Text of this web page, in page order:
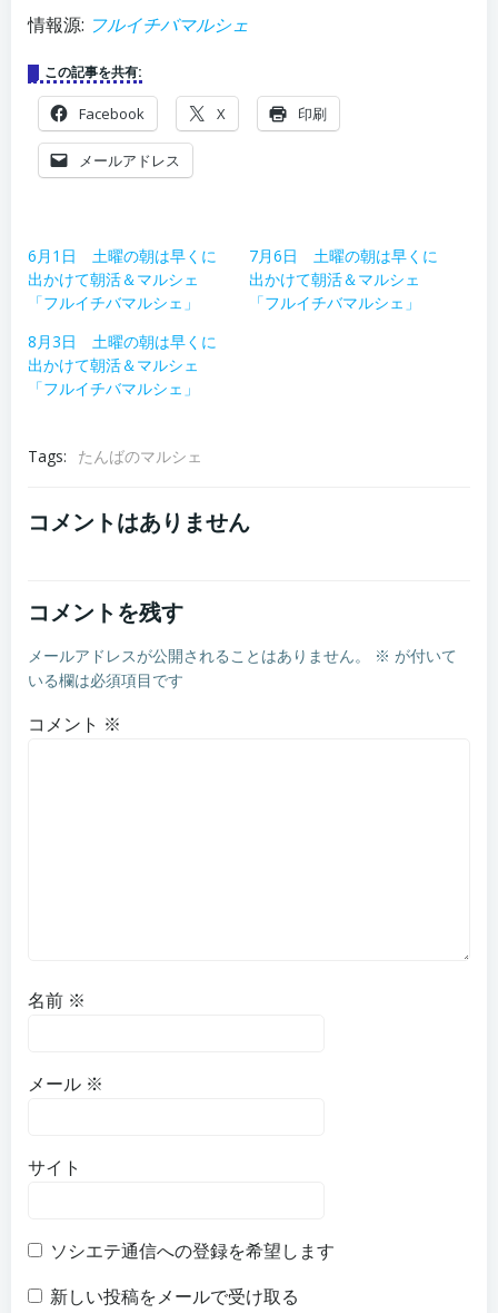
情報源: フルイチバマルシェ
この記事を共有:
Facebook X 印刷
メールアドレス
6月1日 土曜の朝は早くに
出かけて朝活＆マルシェ
「フルイチバマルシェ」
7月6日 土曜の朝は早くに
出かけて朝活＆マルシェ
「フルイチバマルシェ」
8月3日 土曜の朝は早くに
出かけて朝活＆マルシェ
「フルイチバマルシェ」
Tags: たんばのマルシェ
コメントはありません
コメントを残す
メールアドレスが公開されることはありません。 ※ が付いて
いる欄は必須項目です
コメント ※
名前 ※
メール ※
サイト
ソシエテ通信への登録を希望します
新しい投稿をメールで受け取る